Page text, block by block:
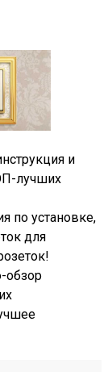
и
лучших
по установке,
для
обзор